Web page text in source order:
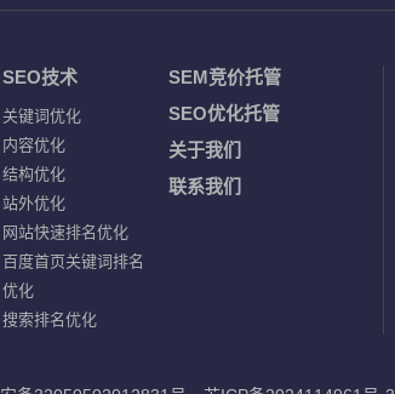
SEO技术
关键词优化
内容优化
结构优化
站外优化
网站快速排名优化
百度首页关键词排名
优化
搜索排名优化
SEM竞价托管
SEO优化托管
关于我们
联系我们